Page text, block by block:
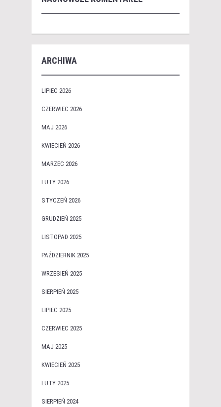
ARCHIWA
LIPIEC 2026
CZERWIEC 2026
MAJ 2026
KWIECIEŃ 2026
MARZEC 2026
LUTY 2026
STYCZEŃ 2026
GRUDZIEŃ 2025
LISTOPAD 2025
PAŹDZIERNIK 2025
WRZESIEŃ 2025
SIERPIEŃ 2025
LIPIEC 2025
CZERWIEC 2025
MAJ 2025
KWIECIEŃ 2025
LUTY 2025
SIERPIEŃ 2024